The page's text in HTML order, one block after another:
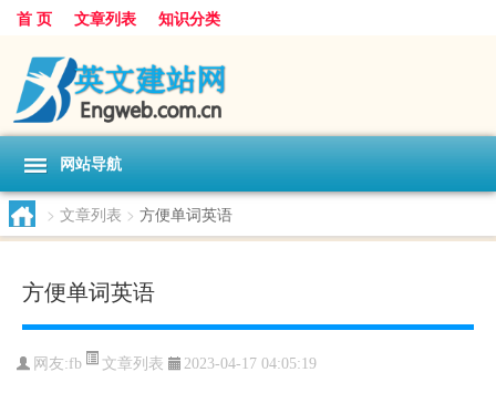
首 页 文章列表 知识分类
网站导航
> 文章列表 > 方便单词英语
方便单词英语
网友:fb 文章列表 2023-04-17 04:05:19